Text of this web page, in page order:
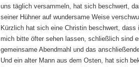
uns täglich versammeln, hat sich beschwert,
seiner Hühner auf wundersame Weise
Kürzlich hat sich eine Christin beschwert,
mich bitte öfter sehen lassen, schließlich sind
gemeinsame Abendmahl und das
Und ein alter Mann aus dem Osten, hat sich